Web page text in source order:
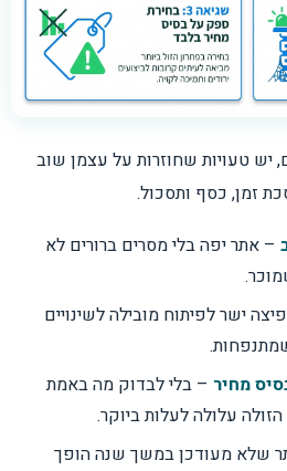
יש טעויות שחוזרות על עצמן שוב
זמן, כסף ותסכול.
– אתר יפה בלי מסרים ברורים לא
ישר לפיתוח מובילה לשינויים
מחיר – בלי לבדוק מה באמת
עלולה לעלות ביוקר.
שלא מעודכן במשך שנה הופך